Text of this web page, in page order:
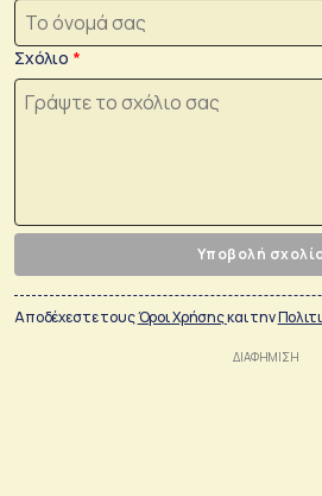
Σχόλιο
Υποβολή
Αποδέχεστε τουςΌροι Χρήσηςκαι την